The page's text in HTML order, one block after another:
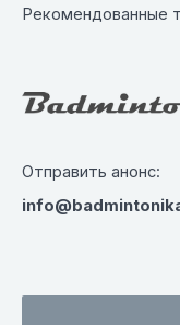
Рекомендованные
Отправить анонс: